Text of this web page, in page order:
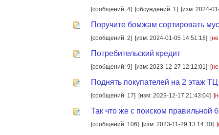
[сообщений: 4] [обсуждений: 1] [изм: 2024-
Поручите бомжам сортировать
[сообщений: 2] [изм: 2024-01-05 14:51:18]
Потребительский кредит
[сообщений: 9] [изм: 2023-12-27 12:12:01]
Поднять покупателей на 2 этаж ТЦ
[сообщений: 17] [изм: 2023-12-17 21:43:04]
Так что же с поиском правильной
[сообщений: 106] [изм: 2023-11-29 13:14:30]